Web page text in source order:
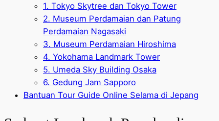
1. Tokyo Skytree dan Tokyo Tower
2. Museum Perdamaian dan Patung
Perdamaian Nagasaki
3. Museum Perdamaian Hiroshima
4. Yokohama Landmark Tower
5. Umeda Sky Building Osaka
6. Gedung Jam Sapporo
Bantuan Tour Guide Online Selama di Jepang